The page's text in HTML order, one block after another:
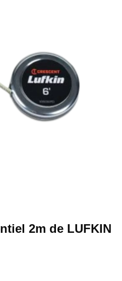
2m de LUFKIN